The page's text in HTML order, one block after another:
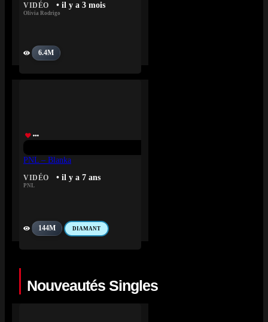
VIDÉO • il y a 3 mois
Olivia Rodrigo
6.4M
PNL – Blanka
VIDÉO • il y a 7 ans
PNL
144M DIAMANT
Nouveautés Singles